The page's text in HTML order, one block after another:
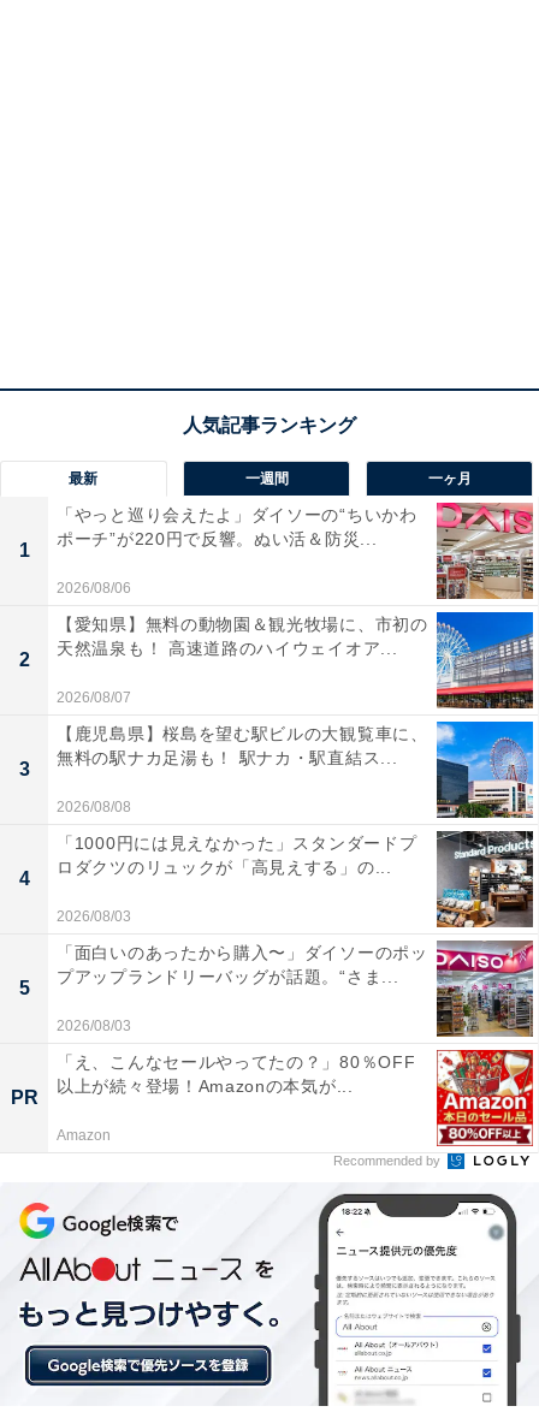
最新 一週間 一ヶ月
1
「やっと巡り会えたよ」ダイソーの“ちいかわ
ポーチ”が220円で反響。ぬい活＆防災...
2026/08/06
2
【愛知県】無料の動物園＆観光牧場に、市初の
天然温泉も！ 高速道路のハイウェイオア...
2026/08/07
3
【鹿児島県】桜島を望む駅ビルの大観覧車に、
無料の駅ナカ足湯も！ 駅ナカ・駅直結ス...
2026/08/08
4
「1000円には見えなかった」スタンダードプ
ロダクツのリュックが「高見えする」の...
2026/08/03
5
「面白いのあったから購入〜」ダイソーのポッ
プアップランドリーバッグが話題。“さま...
2026/08/03
PR
「え、こんなセールやってたの？」80％OFF
以上が続々登場！Amazonの本気が...
Amazon
Recommended by